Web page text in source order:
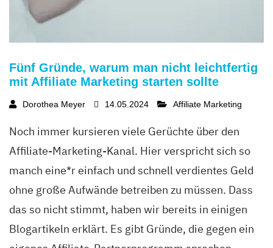
Fünf Gründe, warum man nicht leichtfertig
mit Affiliate Marketing starten sollte
Dorothea Meyer 14.05.2024 Affiliate Marketing
Noch immer kursieren viele Gerüchte über den
Affiliate-Marketing-Kanal. Hier verspricht sich so
manch eine*r einfach und schnell verdientes Geld
ohne große Aufwände betreiben zu müssen. Dass
das so nicht stimmt, haben wir bereits in einigen
Blogartikeln erklärt. Es gibt Gründe, die gegen ein